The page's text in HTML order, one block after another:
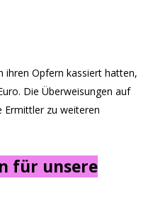
ihren Opfern kassiert hatten,
Die Überweisungen auf
Ermittler zu weiteren
für unsere